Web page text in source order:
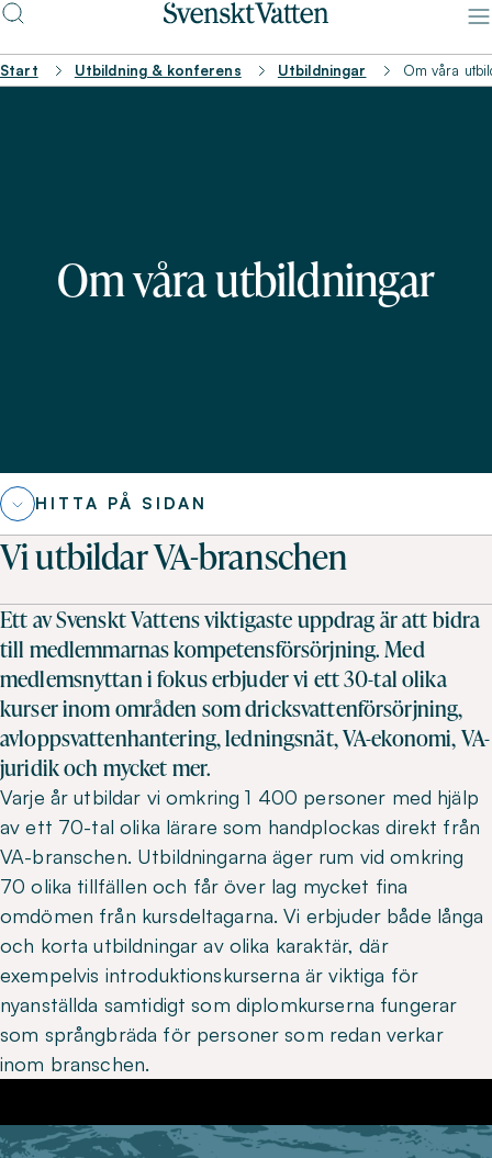
Start Utbildning & konferens Utbildningar Om våra
Om våra utbildningar
HITTA PÅ SIDAN
Vi utbildar VA-branschen
Ett av Svenskt Vattens viktigaste uppdrag är att bidra
till medlemmarnas kompetensförsörjning. Med
medlemsnyttan i fokus erbjuder vi ett 30-tal olika
kurser inom områden som dricksvattenförsörjning,
avloppsvattenhantering, ledningsnät, VA-ekonomi, VA-
juridik och mycket mer.
Varje år utbildar vi omkring 1 400 personer med hjälp
av ett 70-tal olika lärare som handplockas direkt från
VA-branschen. Utbildningarna äger rum vid omkring
70 olika tillfällen och får över lag mycket fina
omdömen från kursdeltagarna. Vi erbjuder både långa
och korta utbildningar av olika karaktär, där
exempelvis introduktionskurserna är viktiga för
nyanställda samtidigt som diplomkurserna fungerar
som språngbräda för personer som redan verkar
inom branschen.